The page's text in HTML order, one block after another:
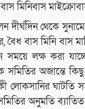
মিনিবাস
দীর্ঘদিন থেকে
বৈধ বাস মিনি বাস
সময়ে লক্ষ করা
সমিতির অজান্তে
লোকসানির ঘাটতি
সমিতির অনুমতি